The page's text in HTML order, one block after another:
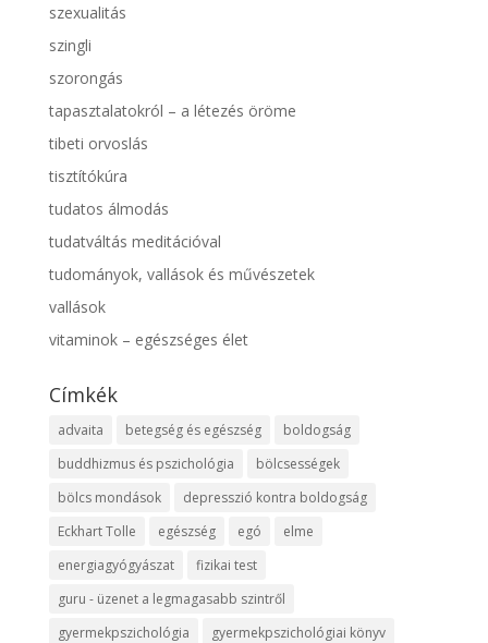
szexualitás
szingli
szorongás
tapasztalatokról – a létezés öröme
tibeti orvoslás
tisztítókúra
tudatos álmodás
tudatváltás meditációval
tudományok, vallások és művészetek
vallások
vitaminok – egészséges élet
Címkék
advaita betegség és egészség
boldogság
buddhizmus és pszichológia
bölcsességek
bölcs mondások
depresszió kontra boldogság
Eckhart Tolle
egészség egó
elme
energiagyógyászat
fizikai test
guru - üzenet a legmagasabb szintről
gyermekpszichológia
gyermekpszichológiai könyv